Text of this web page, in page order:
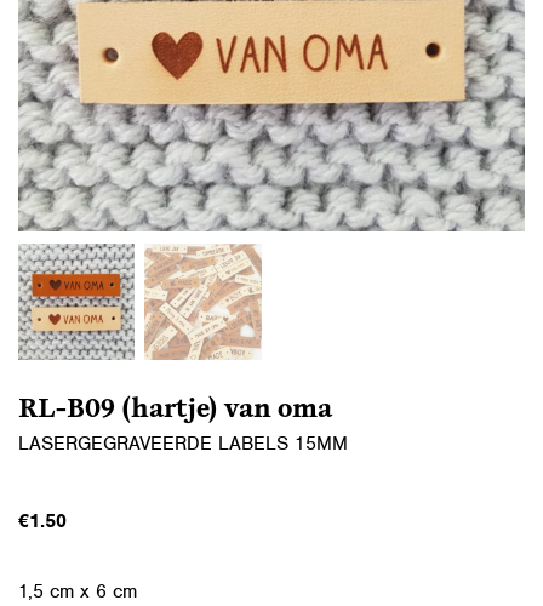
RL-B09 (hartje) van oma
LASERGEGRAVEERDE LABELS 15MM
€1.50
1,5 cm x 6 cm